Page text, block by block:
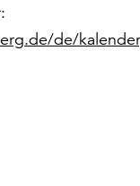
de/kalender